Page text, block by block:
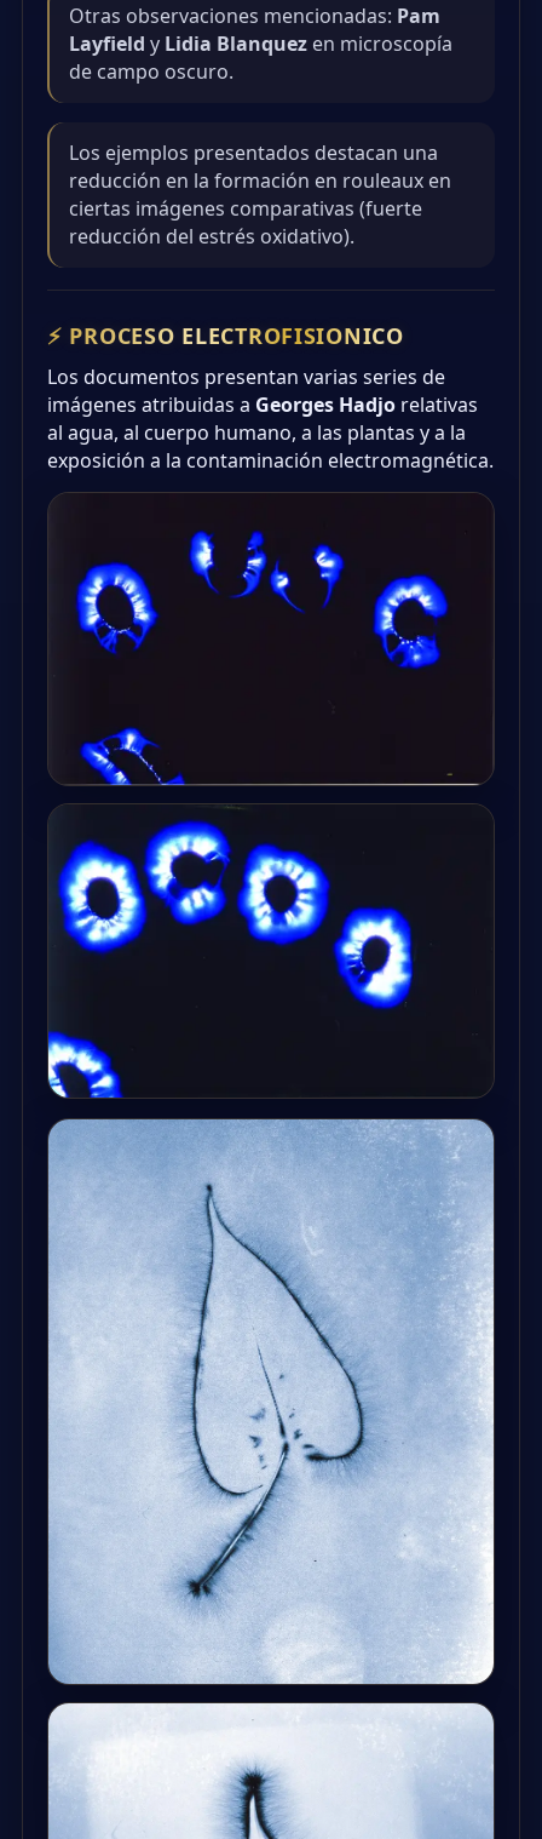
Otras observaciones mencionadas: Pam
Layfield y Lidia Blanquez en microscopía
de campo oscuro.
Los ejemplos presentados destacan una
reducción en la formación en rouleaux en
ciertas imágenes comparativas (fuerte
reducción del estrés oxidativo).
⚡ PROCESO ELECTROFISIONICO
Los documentos presentan varias series de
imágenes atribuidas a Georges Hadjo relativas
al agua, al cuerpo humano, a las plantas y a la
exposición a la contaminación electromagnética.